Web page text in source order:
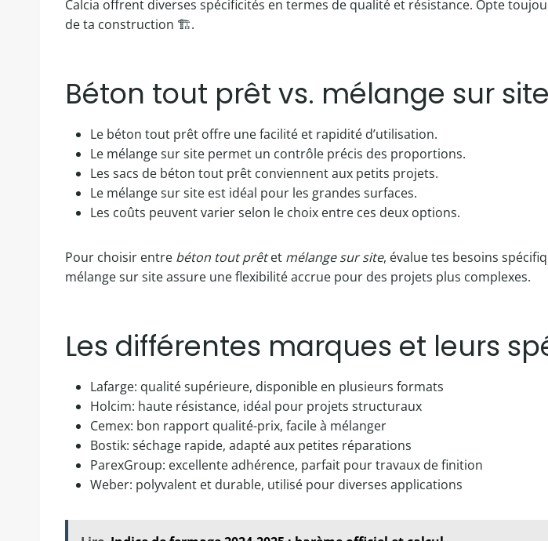
Calcia offrent diverses spécificités en termes de qualité et résistance. Opte
de ta construction 🏗️.
Béton tout prêt vs. mélange sur site
Le béton tout prêt offre une facilité et rapidité d’utilisation.
Le mélange sur site permet un contrôle précis des proportions.
Les sacs de béton tout prêt conviennent aux petits projets.
Le mélange sur site est idéal pour les grandes surfaces.
Les coûts peuvent varier selon le choix entre ces deux options.
Pour choisir entre béton tout prêtet mélange sur site, évalue tes besoins
mélange sur site assure une flexibilité accrue pour des projets plus complexes.
Les différentes marques et leurs
Lafarge: qualité supérieure, disponible en plusieurs formats
Holcim: haute résistance, idéal pour projets structuraux
Cemex: bon rapport qualité-prix, facile à mélanger
Bostik: séchage rapide, adapté aux petites réparations
ParexGroup: excellente adhérence, parfait pour travaux de finition
Weber: polyvalent et durable, utilisé pour diverses applications